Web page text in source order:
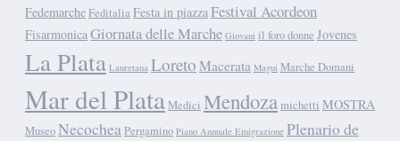
FedemarcheFeditaliaFesta in piazzaFestival Acordeon
FisarmonicaGiornata delle Marche Giovani il foro donne Jovenes
La Plata Lauretana Loreto Macerata Magui Marche Domani
Mar del PlataMedici Mendozamichetti MOSTRA
MuseoNecocheaPergamino Piano Annuale Emigrazione Plenario de